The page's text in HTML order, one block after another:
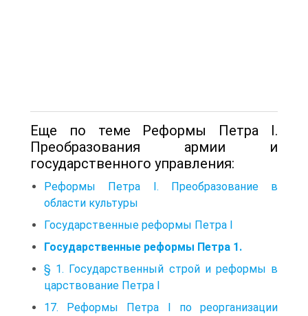
Еще по теме Реформы Петра I.
Преобразования армии и
государственного управления:
Реформы Петра I. Преобразование в
области культуры
Государственные реформы Петра I
Государственные реформы Петра 1.
§ 1. Государственный строй и реформы в
царствование Петра I
17. Реформы Петра I по реорганизации